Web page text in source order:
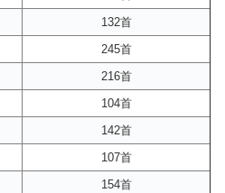
132首
245首
216首
104首
142首
107首
154首